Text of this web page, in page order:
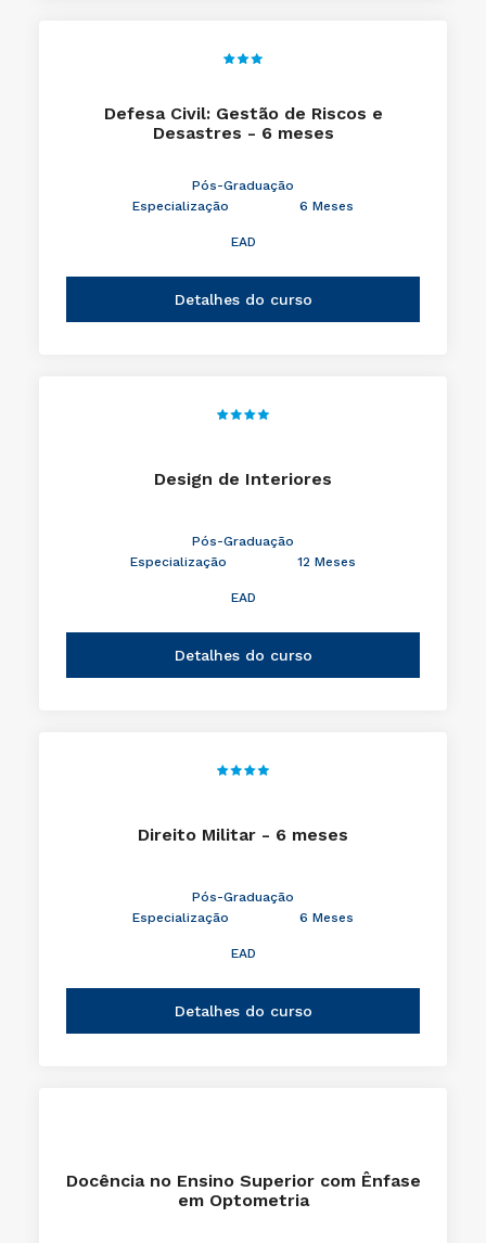
Defesa Civil: Gestão de Riscos e
Desastres - 6 meses
Pós-Graduação
Especialização
6 Meses
EAD
Detalhes do curso
Design de Interiores
Pós-Graduação
Especialização
12 Meses
EAD
Detalhes do curso
Direito Militar - 6 meses
Pós-Graduação
Especialização
6 Meses
EAD
Detalhes do curso
Docência no Ensino Superior com Ênfase
em Optometria